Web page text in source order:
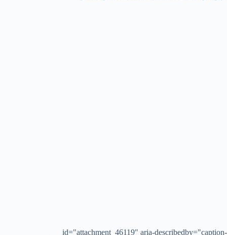
id="attachment_46119" aria-describedby="caption-